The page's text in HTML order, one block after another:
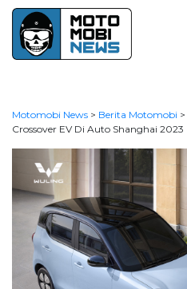
Motomobi News > Berita Motomobi >
Crossover EV Di Auto Shanghai 2023